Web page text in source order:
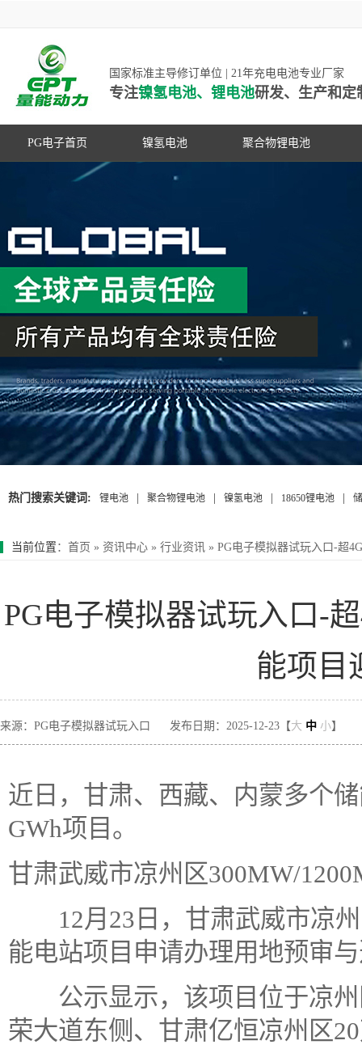
国家标准主导修订单位 | 21年充电电池专业厂家
专注镍氢电池、锂电池研发、生产和定
PG电子首页 镍氢电池 聚合物锂电池
高容量镍氢电池
超低自放电镍氢电池
动力镍氢电池
常规镍氢电池
PG游戏官网是镍氢电池国家标准主导
修订单位，并参与多项锂电池行业国
家标准的制定
热门搜索关键词: 锂电池 聚合物锂电池 镍氢电池 18650锂电池
当前位置 ： 首页 » 资讯中心 » 行业资讯 » PG电子模拟器试玩入口-超
PG电子模拟器试玩入口-
能项目
来源：PG电子模拟器试玩入口 发布日期：2025-12-23【大 中 小】
近日，甘肃、西藏、内蒙多个
GWh项目。
甘肃武威市凉州区300MW/
12月23日，甘肃武威市凉州
能电站项目申请办理用地预审
公示显示，该项目位于凉州
荣大道东侧、甘肃亿恒凉州区